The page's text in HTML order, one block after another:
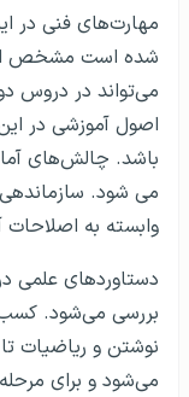
مهارت‌های فنی در
شده است مشخص
می‌تواند در دروس
اصول آموزشی در
باشد. چالش‌های
می‌ شود.
وابسته به
دستاوردهای علمی
بررسی می‌شود. کسب
نوشتن و ریاضیات
می‌شود و برای